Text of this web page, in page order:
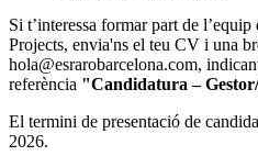
Si t’interessa formar part de
Projects, envia'ns el teu CV i una
hola@esrarobarcelona.com,
referència "Candidatura –
El termini de presentació de
2026.